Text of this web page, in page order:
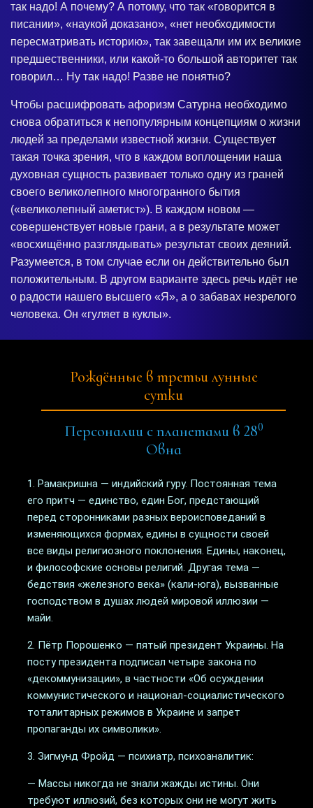
так надо! А почему? А потому, что так «говорится в
писании», «наукой доказано», «нет необходимости
пересматривать историю», так завещали им их великие
предшественники, или какой-то большой авторитет так
говорил… Ну так надо! Разве не понятно?
Чтобы расшифровать афоризм Сатурна необходимо
снова обратиться к непопулярным концепциям о жизни
людей за пределами известной жизни. Существует
такая точка зрения, что в каждом воплощении наша
духовная сущность развивает только одну из граней
своего великолепного многогранного бытия
(«великолепный аметист»). В каждом новом —
совершенствует новые грани, а в результате может
«восхищённо разглядывать» результат своих деяний.
Разумеется, в том случае если он действительно был
положительным. В другом варианте здесь речь идёт не
о радости нашего высшего «Я», а о забавах незрелого
человека. Он «гуляет в куклы».
Рождённые в третьи лунные
сутки
Персоналии с планетами в 280
Овна
1. Рамакришна — индийский гуру. Постоянная тема
его притч — единство, един Бог, предстающий
перед сторонниками разных вероисповеданий в
изменяющихся формах, едины в сущности своей
все виды религиозного поклонения. Едины, наконец,
и философские основы религий. Другая тема —
бедствия «железного века» (кали-юга), вызванные
господством в душах людей мировой иллюзии —
майи.
2. Пётр Порошенко — пятый президент Украины. На
посту президента подписал четыре закона по
«декоммунизации», в частности «Об осуждении
коммунистического и национал-социалистического
тоталитарных режимов в Украине и запрет
пропаганды их символики».
3. Зигмунд Фройд — психиатр, психоаналитик:
— Массы никогда не знали жажды истины. Они
требуют иллюзий, без которых они не могут жить